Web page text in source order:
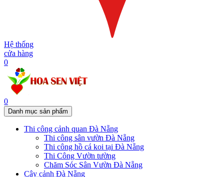
Hệ thống
cửa hàng
0
0
Danh mục sản phẩm
Thi công cảnh quan Đà Nẵng
Thi công sân vườn Đà Nẵng
Thi công hồ cá koi tại Đà Nẵng
Thi Công Vườn tường
Chăm Sóc Sân Vườn Đà Nẵng
Cây cảnh Đà Nẵng